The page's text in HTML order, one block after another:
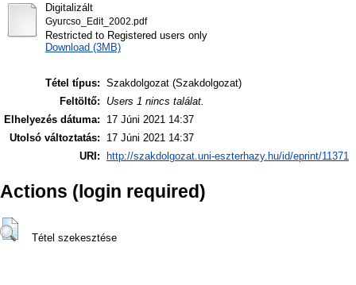
Digitalizált
Gyurcso_Edit_2002.pdf
Restricted to Registered users only
Download (3MB)
Tétel típus: Szakdolgozat (Szakdolgozat)
Feltöltő:
Users 1 nincs találat.
Elhelyezés dátuma:
17 Júni 2021 14:37
Utolsó változtatás:
17 Júni 2021 14:37
URI:
http://szakdolgozat.uni-eszterhazy.hu/id/eprint/11371
Actions (login required)
Tétel szekesztése